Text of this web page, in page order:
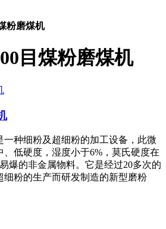
粉磨煤机
目煤粉磨煤机
一种细粉及超细粉的加工设备，此微
、低硬度，湿度小于6%，莫氏硬度在
爆的非金属物料。它是经过20多次的
细粉的生产而研发制造的新型磨粉